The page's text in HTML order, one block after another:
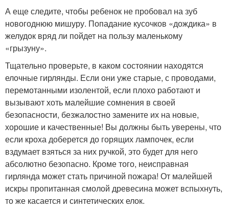
А еще следите, чтобы ребенок не пробовал на зуб
новогоднюю мишуру. Попадание кусочков «дождика» в
желудок вряд ли пойдет на пользу маленькому
«грызуну».
Тщательно проверьте, в каком состоянии находятся
елочные гирлянды. Если они уже старые, с проводами,
перемотанными изолентой, если плохо работают и
вызывают хоть малейшие сомнения в своей
безопасности, безжалостно замените их на новые,
хорошие и качественные! Вы должны быть уверены, что
если кроха доберется до горящих лампочек, если
вздумает взяться за них ручкой, это будет для него
абсолютно безопасно. Кроме того, неисправная
гирлянда может стать причиной пожара! От малейшей
искры пропитанная смолой древесина может вспыхнуть,
то же касается и синтетических елок.